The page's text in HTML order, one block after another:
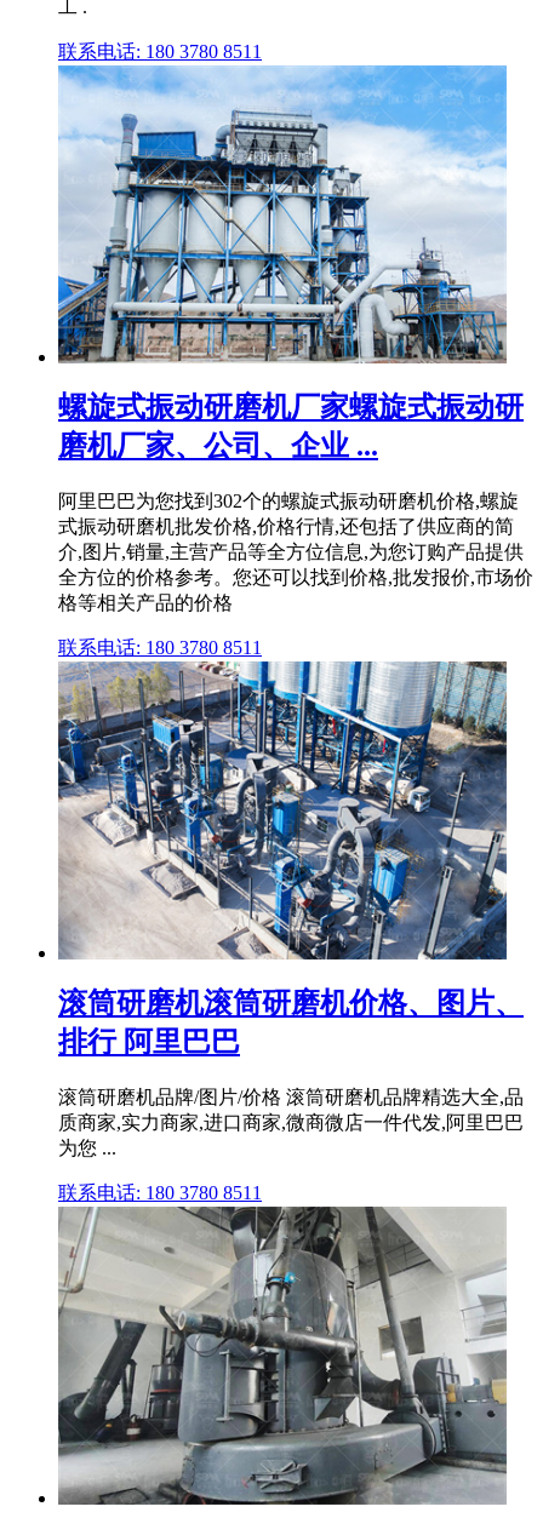
工 .
联系电话: 180 3780 8511
螺旋式振动研磨机厂家螺旋式振动研
磨机厂家、公司、企业 ...
阿里巴巴为您找到302个的螺旋式振动研磨机价格,螺旋
式振动研磨机批发价格,价格行情,还包括了供应商的简
介,图片,销量,主营产品等全方位信息,为您订购产品提供
全方位的价格参考。您还可以找到价格,批发报价,市场价
格等相关产品的价格
联系电话: 180 3780 8511
滚筒研磨机滚筒研磨机价格、图片、
排行 阿里巴巴
滚筒研磨机品牌/图片/价格 滚筒研磨机品牌精选大全,品
质商家,实力商家,进口商家,微商微店一件代发,阿里巴巴
为您 ...
联系电话: 180 3780 8511